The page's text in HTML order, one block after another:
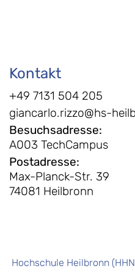
Kontakt
+49 7131 504 205
giancarlo.rizzo@hs-
Besuchsadresse:
A003 TechCampus
Postadresse:
Max-Planck-Str. 39
74081 Heilbronn
Hochschule Heilbronn